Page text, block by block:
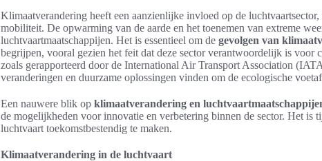
Klimaatverandering heeft een aanzienlijke invloed op de
mobiliteit. De opwarming van de aarde en het toenemen van extreme
luchtvaartmaatschappijen. Het is essentieel om de gevolgen van
begrijpen, vooral gezien het feit dat deze sector verantwoordelijk is
zoals gerapporteerd door de International Air Transport Association
veranderingen en duurzame oplossingen vinden om de ecologische
Een nauwere blik op klimaatverandering en
de mogelijkheden voor innovatie en verbetering binnen de sector. Het is
luchtvaart toekomstbestendig te maken.
Klimaatverandering in de luchtvaart